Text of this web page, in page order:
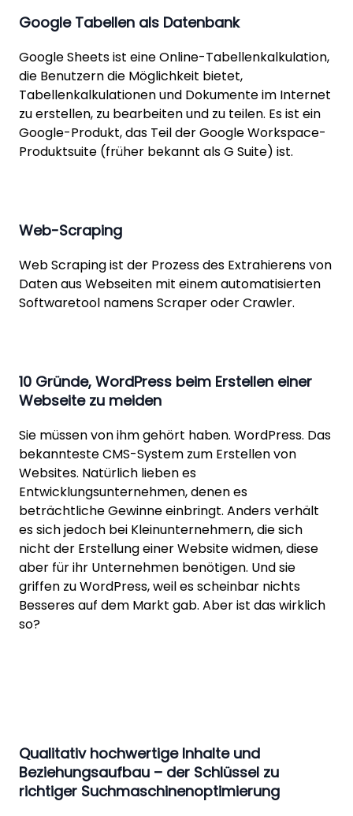
Google Tabellen als Datenbank
Google Sheets ist eine Online-Tabellenkalkulation,
die Benutzern die Möglichkeit bietet,
Tabellenkalkulationen und Dokumente im Internet
zu erstellen, zu bearbeiten und zu teilen. Es ist ein
Google-Produkt, das Teil der Google Workspace-
Produktsuite (früher bekannt als G Suite) ist.
Web-Scraping
Web Scraping ist der Prozess des Extrahierens von
Daten aus Webseiten mit einem automatisierten
Softwaretool namens Scraper oder Crawler.
10 Gründe, WordPress beim Erstellen einer
Webseite zu meiden
Sie müssen von ihm gehört haben. WordPress. Das
bekannteste CMS-System zum Erstellen von
Websites. Natürlich lieben es
Entwicklungsunternehmen, denen es
beträchtliche Gewinne einbringt. Anders verhält
es sich jedoch bei Kleinunternehmern, die sich
nicht der Erstellung einer Website widmen, diese
aber für ihr Unternehmen benötigen. Und sie
griffen zu WordPress, weil es scheinbar nichts
Besseres auf dem Markt gab. Aber ist das wirklich
so?
Qualitativ hochwertige Inhalte und
Beziehungsaufbau – der Schlüssel zu
richtiger Suchmaschinenoptimierung